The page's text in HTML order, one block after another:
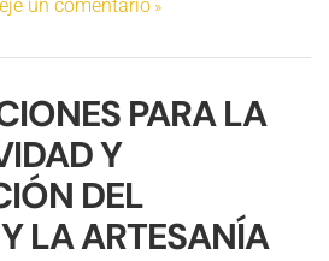
un comentario
PARA LA
Y
DEL
LA ARTESANÍA